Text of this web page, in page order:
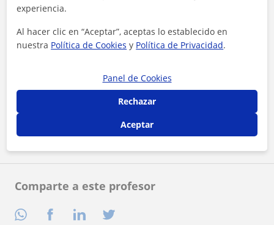
Comparte a este profesor
Al hacer clic, aceptas nuestroaviso legaly de
Contactar ahora
experiencia.
Al hacer clic en “Aceptar”, aceptas lo establecido en
nuestra Política de Cookies y Política de Privacidad.
Panel de Cookies
Rechazar
Aceptar